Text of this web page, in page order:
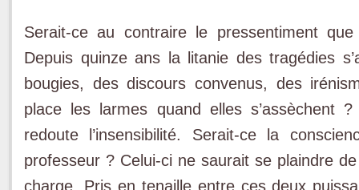
Serait-ce au contraire le pressentiment
Depuis quinze ans la litanie des tragédies
bougies, des discours convenus, des
place les larmes quand elles
redoute l’insensibilité. Serait-ce la
professeur ? Celui-ci ne saurait se plaindre
charge. Pris en tenaille entre ces deux